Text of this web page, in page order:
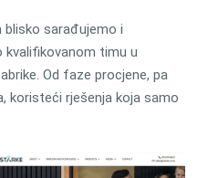
blisko sarađujemo i
kvalifikovanom timu u
Od faze procjene, pa
koristeći rješenja koja samo